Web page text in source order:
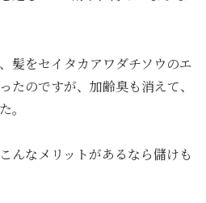
髪をセイタカアワダチソウのエ
たのですが、加齢臭も消えて、
。
んなメリットがあるなら儲けも